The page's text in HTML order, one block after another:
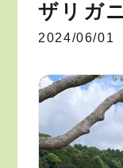
ザリガ
2024/06/01